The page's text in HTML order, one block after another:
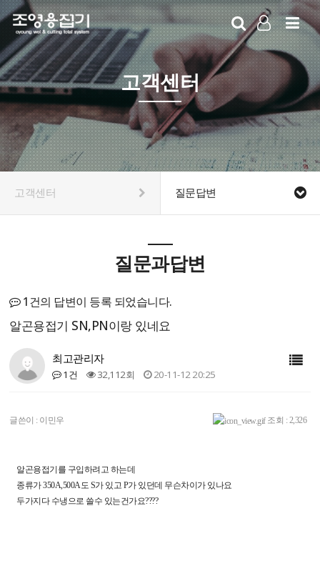
LOG IN
SIGN UP
고객센터
고객센터 질문답변
질문과답변
1건의 답변이 등록 되었습니다.
알곤용접기 SN,PN이랑 있네요
최고관리자
1건 32,112회 20-11-12 20:25
글쓴이 : 이민우 조회 : 2,326
알곤용접기를 구입하려고 하는데
종류가 350A,500A도 S가 있고 P가 있던데 무슨차이가 있나요
두가지다 수냉으로 쓸수 있는건가요????